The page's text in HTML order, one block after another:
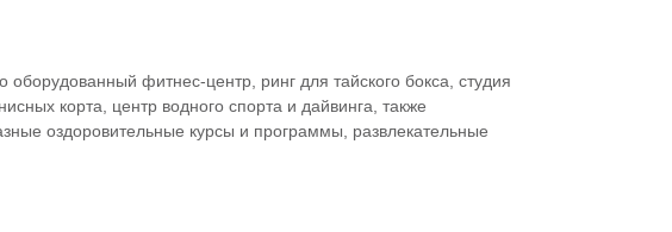
фитнес-центр, ринг для тайского бокса, студия
корта, центр водного спорта и дайвинга, также
оздоровительные курсы и программы, развлекательные